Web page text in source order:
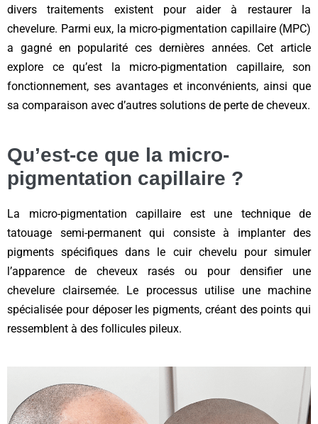
divers traitements existent pour aider à restaurer la
chevelure. Parmi eux, la micro-pigmentation capillaire (MPC)
a gagné en popularité ces dernières années. Cet article
explore ce qu’est la micro-pigmentation capillaire, son
fonctionnement, ses avantages et inconvénients, ainsi que
sa comparaison avec d’autres solutions de perte de cheveux.
Qu’est-ce que la micro-
pigmentation capillaire ?
La micro-pigmentation capillaire est une technique de
tatouage semi-permanent qui consiste à implanter des
pigments spécifiques dans le cuir chevelu pour simuler
l’apparence de cheveux rasés ou pour densifier une
chevelure clairsemée. Le processus utilise une machine
spécialisée pour déposer les pigments, créant des points qui
ressemblent à des follicules pileux.